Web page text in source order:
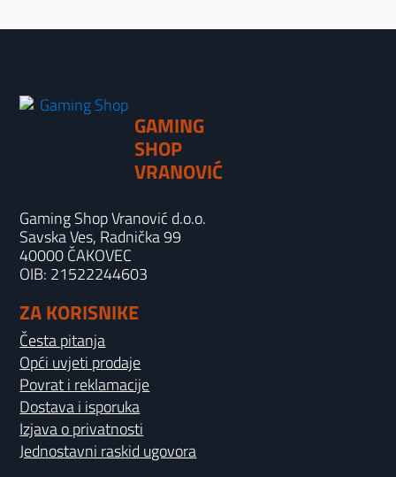
GAMING
SHOP
VRANOVIĆ
Gaming Shop Vranović d.o.o.
Savska Ves, Radnička 99
40000 ČAKOVEC
OIB: 21522244603
ZA KORISNIKE
Česta pitanja
Opći uvjeti prodaje
Povrat i reklamacije
Dostava i isporuka
Izjava o privatnosti
Jednostavni raskid ugovora